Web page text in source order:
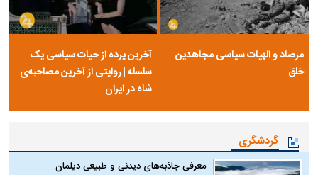
مرصاد و الهیات سیاسی مجاهدین
خلق
آخرین پرده از حیات سیاسی یک
سلسله | روایتی از آخرین مصاحبه‌ی
شاه در ایران
گردشگری
معرفی جاذبه‌های دیدنی و طبیعی دیلمان